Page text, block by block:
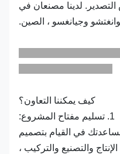
لدينا مصنعان في
وجيانغسو ، الصين.
كيف يمكننا التعاون؟
في القيام بتصميم
والتصنيع والتركيب ،